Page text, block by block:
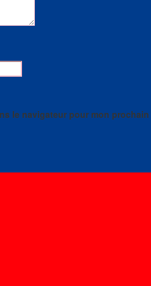
le navigateur pour mon